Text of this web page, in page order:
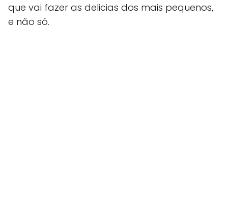
que vai fazer as delicias dos mais pequenos,
e não só.